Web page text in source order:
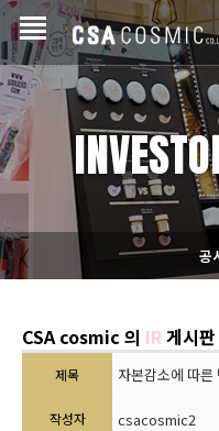
공
CSA cosmic 의 IR게시
제목 자본감소에 따
작성자 csacosmic2